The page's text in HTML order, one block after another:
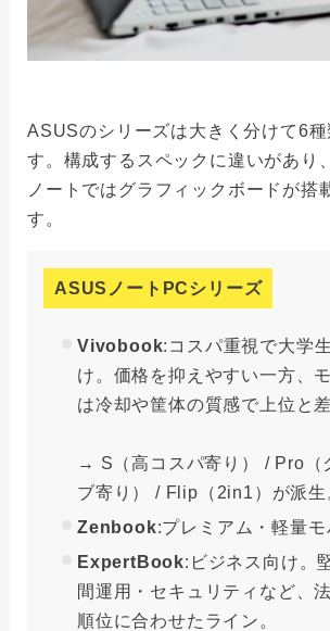
ASUSのシリーズは大きく分けて6種
す。構成するスペックに違いがあり
ノートではグラフィックボードが搭
す。
ASUSノートPCシリーズ
Vivobook:コスパ重視で大学
け。価格を抑えやすい一方、
は冷却や筐体の質感で上位と
→ S（高コスパ寄り） / Pro（
ブ寄り） / Flip（2in1）が派生
Zenbook:プレミアム・軽量モ
ExpertBook:ビジネス向け。
間運用・セキュリティなど、
順位に合わせたライン。